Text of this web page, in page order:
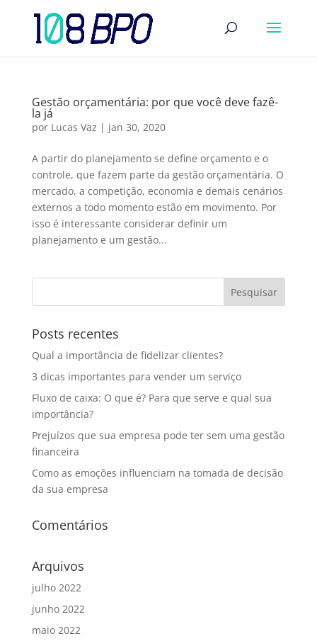
Gestão orçamentária: por que você deve fazê-
la já
por Lucas Vaz | jan 30, 2020
A partir do planejamento se define orçamento e o
controle, que fazem parte da gestão orçamentária. O
mercado, a competição, economia e demais cenários
externos a todo momento estão em movimento. Por
isso é interessante considerar definir um
planejamento e um gestão...
Posts recentes
Qual a importância de fidelizar clientes?
3 dicas importantes para vender um serviço
Fluxo de caixa: O que é? Para que serve e qual sua
importância?
Prejuízos que sua empresa pode ter sem uma gestão
financeira
Como as emoções influenciam na tomada de decisão
da sua empresa
Comentários
Arquivos
julho 2022
junho 2022
maio 2022